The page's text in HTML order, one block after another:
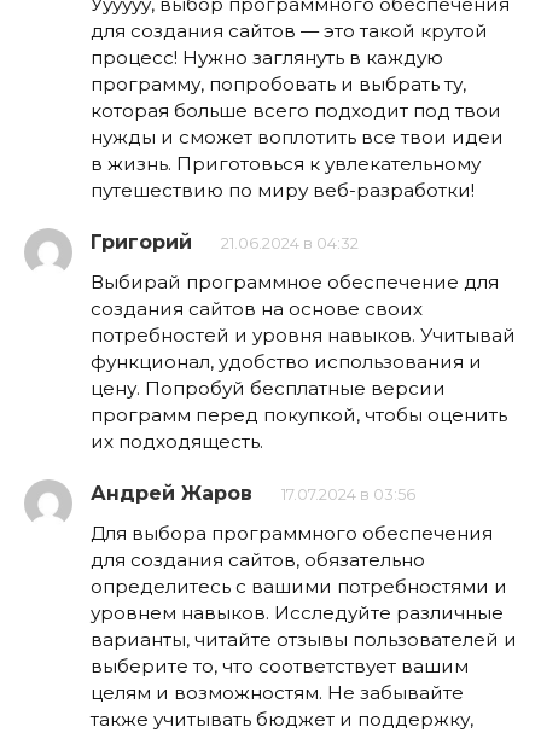
для создания сайтов — это такой крутой
процесс! Нужно заглянуть в каждую
программу, попробовать и выбрать ту,
которая больше всего подходит под твои
нужды и сможет воплотить все твои идеи
в жизнь. Приготовься к увлекательному
путешествию по миру веб-разработки!
Григорий 21.06.2024 в 04:32
Выбирай программное обеспечение для
создания сайтов на основе своих
потребностей и уровня навыков. Учитывай
функционал, удобство использования и
цену. Попробуй бесплатные версии
программ перед покупкой, чтобы оценить
их подходящесть.
Андрей Жаров 17.07.2024 в 03:56
Для выбора программного обеспечения
для создания сайтов, обязательно
определитесь с вашими потребностями и
уровнем навыков. Исследуйте различные
варианты, читайте отзывы пользователей и
выберите то, что соответствует вашим
целям и возможностям. Не забывайте
также учитывать бюджет и поддержку,